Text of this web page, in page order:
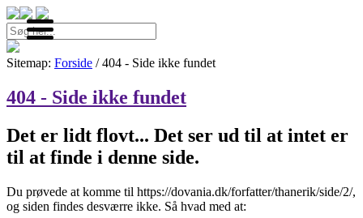
Søg
efter:
Sitemap: Forside / 404 - Side ikke fundet
404 - Side ikke fundet
Det er lidt flovt... Det ser ud til at intet er
til at finde i denne side.
Du prøvede at komme til https://dovania.dk/forfatter/thanerik/side/2/,
og siden findes desværre ikke. Så hvad med at: